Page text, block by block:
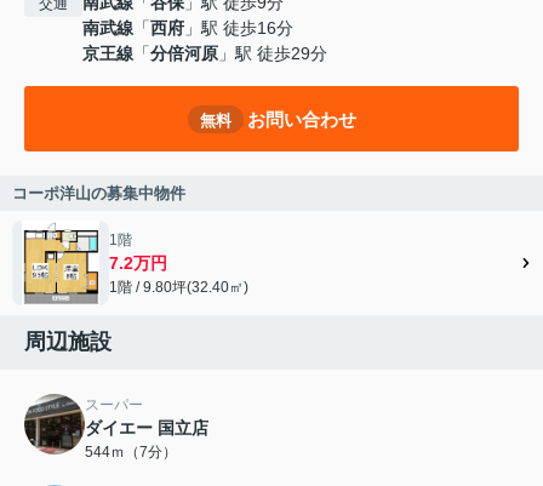
交通
南武線 「西府 」駅 徒歩16分
京王線 「分倍河原 」駅 徒歩29分
無料 お問い合わせ
コーポ洋山の募集中物件
1階
7.2万円
1階 / 9.80坪(32.40㎡)
周辺施設
スーパー
ダイエー 国立店
544ｍ（7分）